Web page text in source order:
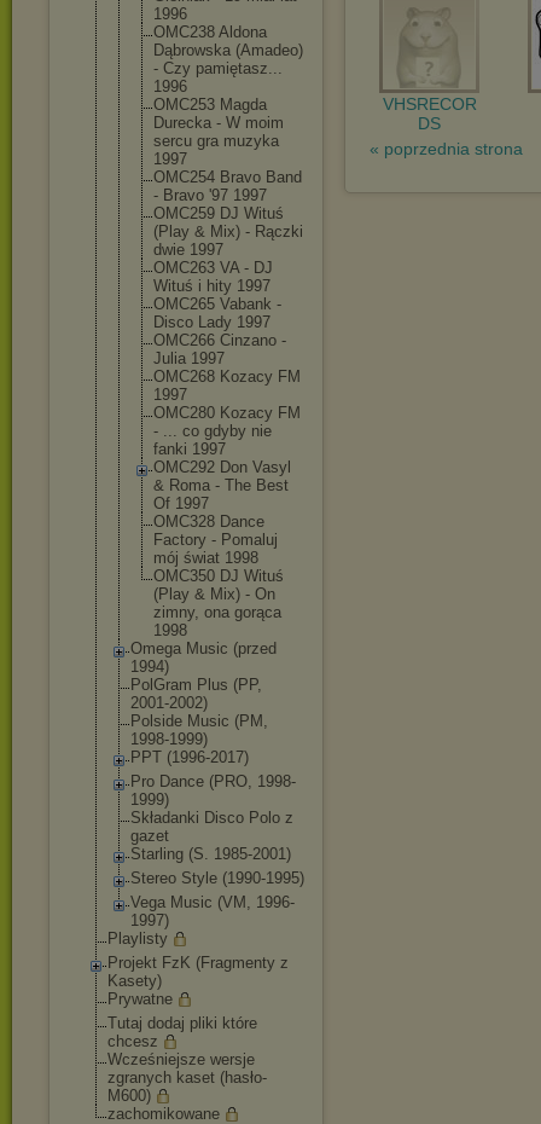
1996
OMC238 Aldona
Dąbrowska (Amadeo)
- Czy pamiętasz...
1996
OMC253 Magda
Durecka - W moim
sercu gra muzyka
1997
OMC254 Bravo Band
- Bravo '97 1997
OMC259 DJ Wituś
(Play & Mix) - Rączki
dwie 1997
OMC263 VA - DJ
Wituś i hity 1997
OMC265 Vabank -
Disco Lady 1997
OMC266 Cinzano -
Julia 1997
OMC268 Kozacy FM
1997
OMC280 Kozacy FM
- ... co gdyby nie
fanki 1997
OMC292 Don Vasyl
& Roma - The Best
Of 1997
OMC328 Dance
Factory - Pomaluj
mój świat 1998
OMC350 DJ Wituś
(Play & Mix) - On
zimny, ona gorąca
1998
Omega Music (przed
1994)
PolGram Plus (PP,
2001-2002)
Polside Music (PM,
1998-1999)
PPT (1996-2017)
Pro Dance (PRO, 1998-
1999)
Składanki Disco Polo z
gazet
Starling (S. 1985-2001)
Stereo Style (1990-1995)
Vega Music (VM, 1996-
1997)
Playlisty
Projekt FzK (Fragmenty z
Kasety)
Prywatne
Tutaj dodaj pliki które
chcesz
Wcześniejsze wersje
zgranych kaset (hasło-
M600)
zachomikowane
VHSRECOR
DS
« poprzednia strona